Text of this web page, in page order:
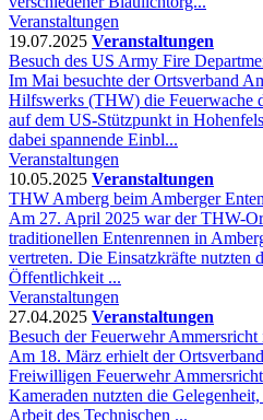
Veranstaltungen
19.07.2025 Veranstaltungen
Besuch des US Army Fire
Im Mai besuchte der Ortsverband
Hilfswerks (THW) die Feuerwache
auf dem US-Stützpunkt in
dabei spannende Einbl...
Veranstaltungen
10.05.2025 Veranstaltungen
THW Amberg beim Amberger
Am 27. April 2025 war der THW-
traditionellen Entenrennen in
vertreten. Die Einsatzkräfte nutzten
Öffentlichkeit ...
Veranstaltungen
27.04.2025 Veranstaltungen
Besuch der Feuerwehr
Am 18. März erhielt der
Freiwilligen Feuerwehr
Kameraden nutzten die
Arbeit des Technischen ...